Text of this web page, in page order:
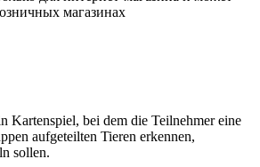
магазинах
Kartenspiel, bei dem die Teilnehmer eine
aufgeteilten Tieren erkennen,
sollen.